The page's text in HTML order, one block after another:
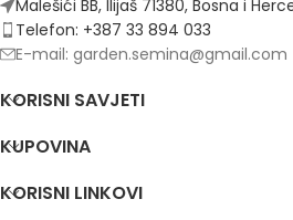
Malešići BB, Ilijaš 71380, Bosna i
Telefon: +387 33 894 033
E-mail: garden.semina@gmail.com
KORISNI SAVJETI
KUPOVINA
KORISNI LINKOVI